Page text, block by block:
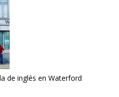
de inglés en Waterford